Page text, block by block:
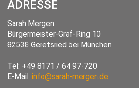
ADRESSE
Sarah Mergen
Bürgermeister-Graf-Ring 10
82538 Geretsried bei München
Tel: +49 8171 / 64 97-720
E-Mail: info@sarah-mergen.de